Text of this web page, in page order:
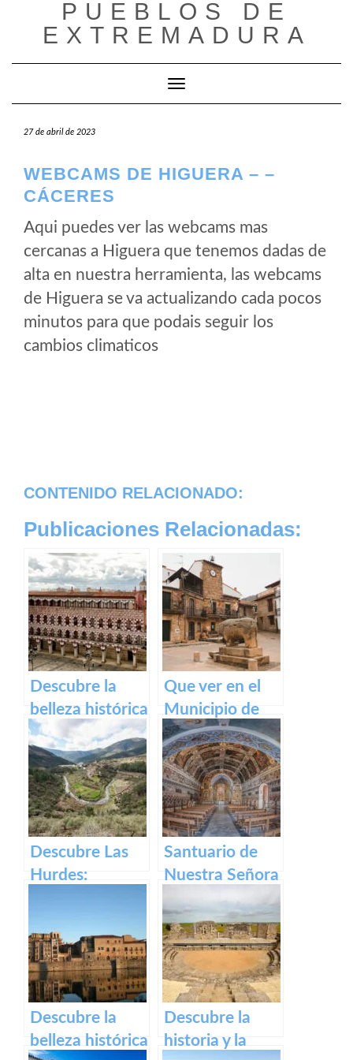
contenido
PUEBLOS DE
EXTREMADURA
Cambiar modo de navegación
27 de abril de 2023
WEBCAMS DE HIGUERA – –
CÁCERES
Aqui puedes ver las webcams mas
cercanas a Higuera que tenemos dadas de
alta en nuestra herramienta, las webcams
de Higuera se va actualizando cada pocos
minutos para que podais seguir los
cambios climaticos
CONTENIDO RELACIONADO:
Publicaciones Relacionadas:
Descubre la
belleza histórica
y cultural de
Plaza Alta de
Badajoz
Que ver en el
Municipio de
Segura de Toro
en caceres
Descubre Las
Hurdes:
rincones
ocultos en
Cáceres
Santuario de
Nuestra Señora
Historia,
devoción y
turismo en
España
Descubre la
belleza histórica
Descubre la
historia y la